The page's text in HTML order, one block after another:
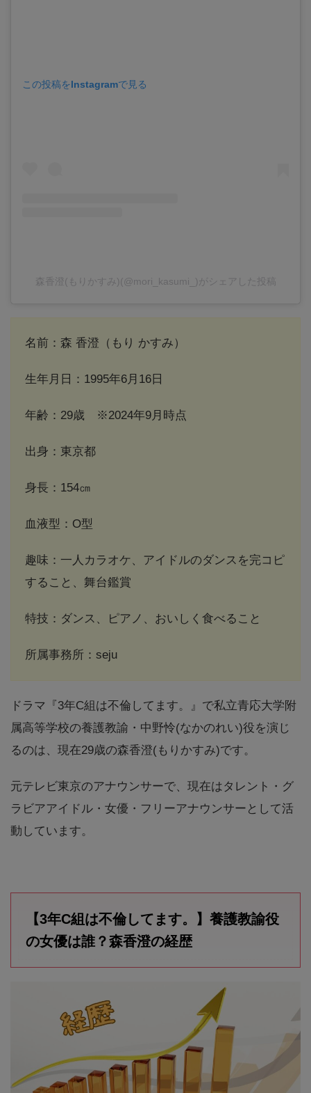
この投稿をInstagramで見る
森香澄(もりかすみ)(@mori_kasumi_)がシェアした投稿
名前：森 香澄（もり かすみ）
生年月日：1995年6月16日
年齢：29歳 ※2024年9月時点
出身：東京都
身長：154㎝
血液型：O型
趣味：一人カラオケ、アイドルのダンスを完コピ
すること、舞台鑑賞
特技：ダンス、ピアノ、おいしく食べること
所属事務所：seju
ドラマ『3年C組は不倫してます。』で私立青応大学附
属高等学校の養護教諭・中野怜(なかのれい)役を演じ
るのは、現在29歳の森香澄(もりかすみ)です。
元テレビ東京のアナウンサーで、現在はタレント・グ
ラビアアイドル・女優・フリーアナウンサーとして活
動しています。
【3年C組は不倫してます。】養護教諭役
の女優は誰？森香澄の経歴